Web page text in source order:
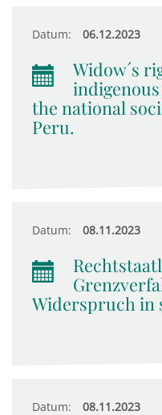
Datum: 06.12.2023
Widow´s
the national
Peru.
Datum: 08.11.2023
Widerspruch in
Datum: 08.11.2023